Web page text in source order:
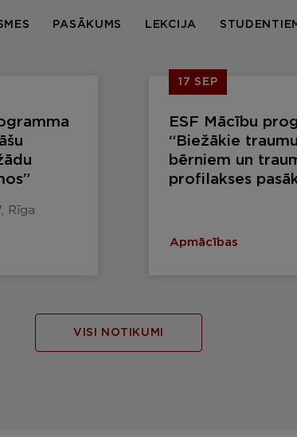
PASĀKUMS LEKCIJA
Rīga
17 SEP
ESF Mācību
“Biežākie
bērniem un
profilakses
Apmācības
VISI NOTIKUMI